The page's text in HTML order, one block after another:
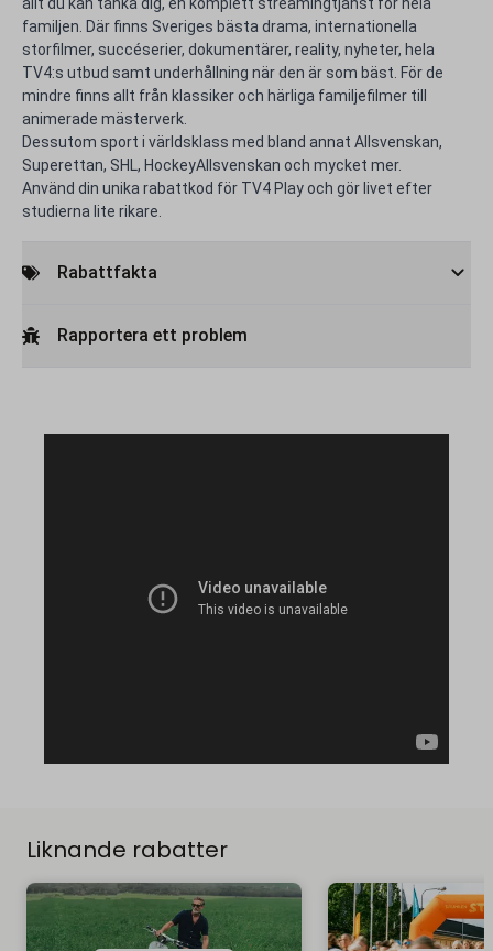
familjen. Där finns Sveriges bästa drama, internationella
storfilmer, succéserier, dokumentärer, reality, nyheter, hela
TV4:s utbud samt underhållning när den är som bäst. För de
mindre finns allt från klassiker och härliga familjefilmer till
animerade mästerverk.
Dessutom sport i världsklass med bland annat Allsvenskan,
Superettan, SHL, HockeyAllsvenskan och mycket mer.
Använd din unika rabattkod för TV4 Play och gör livet efter
studierna lite rikare.
Rabattfakta
Rapportera ett problem
Liknande rabatter